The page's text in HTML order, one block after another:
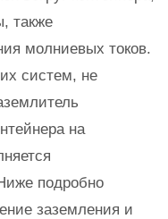
также
молниевых токов.
систем, не
на
подробно
заземления и